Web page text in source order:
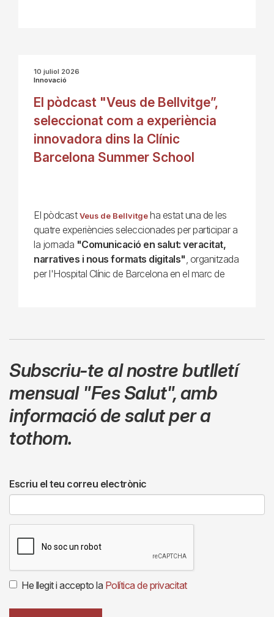
10 juliol 2026
Innovació
El pòdcast "Veus de Bellvitge”,
seleccionat com a experiència
innovadora dins la Clínic
Barcelona Summer School
El pòdcast Veus de Bellvitgeha estat una de les
quatre experiències seleccionades per participar a
la jornada "Comunicació en salut: veracitat,
narratives i nous formats digitals" , organitzada
per l'Hospital Clínic de Barcelona en el marc de
Subscriu-te al nostre butlletí
mensual "Fes Salut",amb
informació de salut per a
tothom.
Escriu el teu correu electrònic
He llegit i accepto la Política de privacitat